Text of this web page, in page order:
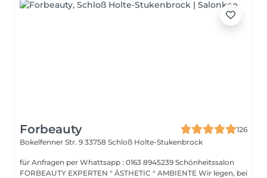
Forbeauty
126
Bokelfenner Str. 9 33758 Schloß Holte-Stukenbrock
für Anfragen per Whattsapp : 0163 8945239 Schönheitssalon
FORBEAUTY EXPERTEN ° ÄSTHETIC ° AMBIENTE Wir legen, bei